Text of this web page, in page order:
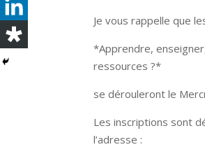
Je vous rappelle que
*Apprendre,
ressources ?*
se dérouleront le
Les inscriptions sont
l’adresse :